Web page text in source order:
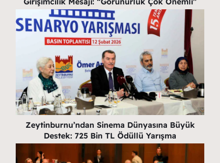
Zeytinburnu’ndan Sinema Dünyasına Büyük
Destek: 725 Bin TL Ödüllü Yarışma